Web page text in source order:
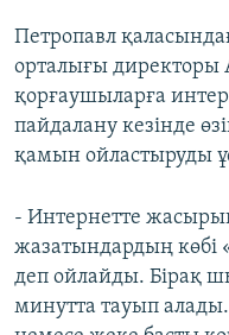
Петропавл
орталығы директоры
қорғаушыларға
пайдалану кезінде
қамын ойластыруды
- Интернетте
жазатындардың көбі
деп ойлайды. Бірақ
минутта тауып